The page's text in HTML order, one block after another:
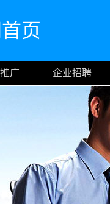
页
广 企业招聘